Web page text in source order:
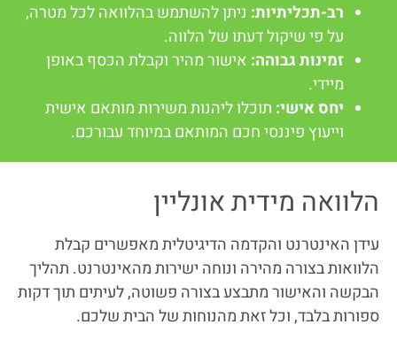
רב-תכליתיות: ניתן להשתמש בהלוואה לכל מטרה,
על פי שיקול דעתו של הלווה.
זמינות גבוהה: אישור מהיר וקבלת הכסף באופן
מיידי.
יחס אישי: תוכלו ליהנות משירות מותאם אישית
וייעוץ פיננסי חכם המותאם במיוחד עבורכם.
הלוואה מידית אונליין
עידן האינטרנט והקדמה הדיגיטלית מאפשרים קבלת
הלוואות בצורה מהירה ונוחה ישירות מהאינטרנט. תהליך
הבקשה והאישור מתבצע בצורה פשוטה, לעיתים תוך דקות
ספורות בלבד, וכל זאת מהנוחות של הבית שלכם.